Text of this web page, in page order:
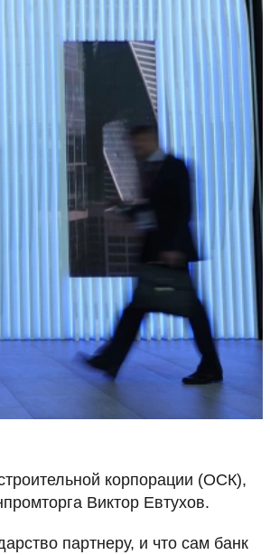
корпорации (ОСК),
Виктор Евтухов.
партнеру, и что сам банк